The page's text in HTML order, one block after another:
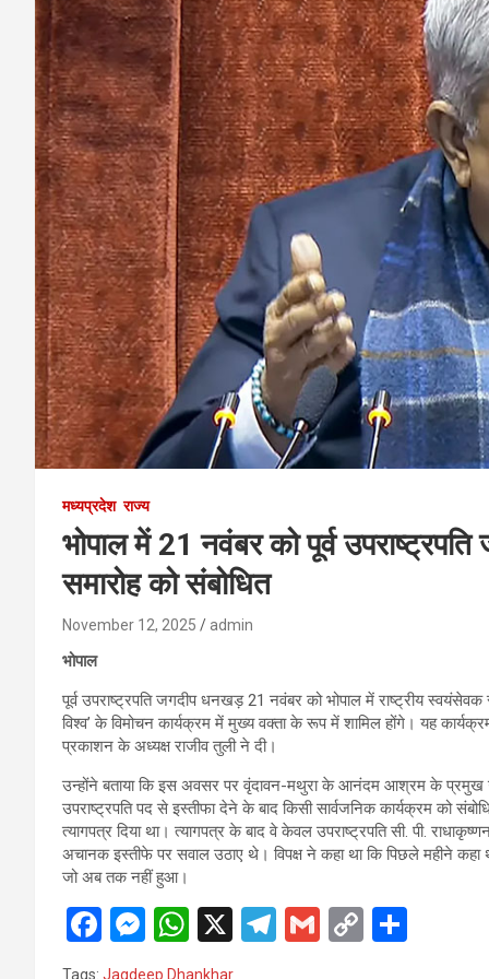
मध्यप्रदेश राज्य
भोपाल में 21 नवंबर को पूर्व
समारोह को संबोधित
November 12, 2025 admin
भोपाल
पूर्व उपराष्ट्रपति जगदीप धनखड़ 21 नवंबर को भोपाल में राष्ट्रीय
विश्व’ के विमोचन कार्यक्रम में मुख्य वक्ता के रूप में शामिल होंगे। यह
प्रकाशन के अध्यक्ष राजीव तुली ने दी।
उन्होंने बताया कि इस अवसर पर वृंदावन-मथुरा के आनंदम आश्रम के प्रमुख
उपराष्ट्रपति पद से इस्तीफा देने के बाद किसी सार्वजनिक कार्यक्रम को
त्यागपत्र दिया था। त्यागपत्र के बाद वे केवल उपराष्ट्रपति सी. पी.
अचानक इस्तीफे पर सवाल उठाए थे। विपक्ष ने कहा था कि पिछले महीने कहा
जो अब तक नहीं हुआ।
F
a
M
es
W
h
X
T
G
C
Tags: Jagdeep Dhankhar